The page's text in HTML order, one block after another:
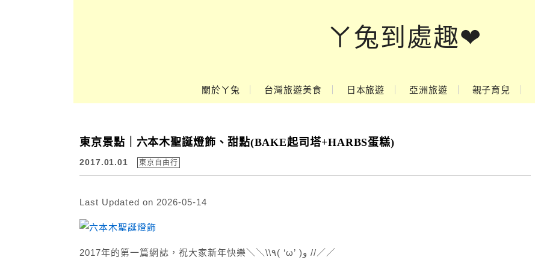
ㄚ兔到處趣❤
關於ㄚ兔 台灣旅遊美食 日本旅遊 亞洲旅遊 親子育兒
東京景點｜六本木聖誕燈飾、甜點(BAKE起司塔+HARBS蛋糕)
2017.01.01 東京自由行
Last Updated on 2026-05-14
2017年的第一篇網誌，祝大家新年快樂＼＼\\٩( ‘ω’ )و //／／